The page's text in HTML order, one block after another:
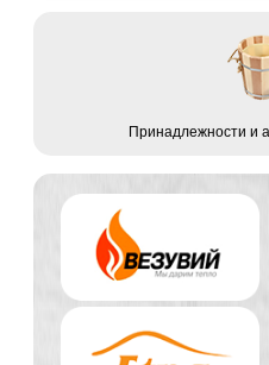
Принадлежности и